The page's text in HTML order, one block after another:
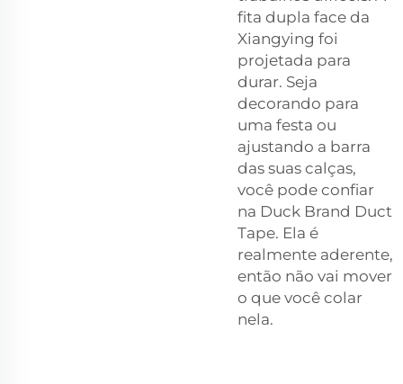
fita dupla face da
Xiangying foi
projetada para
durar. Seja
decorando para
uma festa ou
ajustando a barra
das suas calças,
você pode confiar
na Duck Brand Duct
Tape. Ela é
realmente aderente,
então não vai mover
o que você colar
nela.